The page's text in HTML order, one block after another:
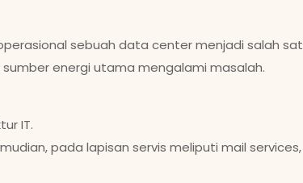
sebuah data center menjadi salah
energi utama mengalami masalah.
IT.
pada lapisan servis meliputi mail